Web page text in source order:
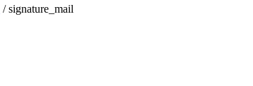
/signature_mail